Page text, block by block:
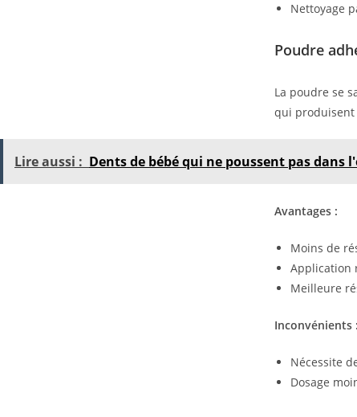
Nettoyage
Poudre
La poudre se
qui produisent
Lire aussi : Dents de bébé qui ne poussent pas dans
Avantages :
Moins de
Application
Meilleure
Inconvénients :
Nécessite
Dosage